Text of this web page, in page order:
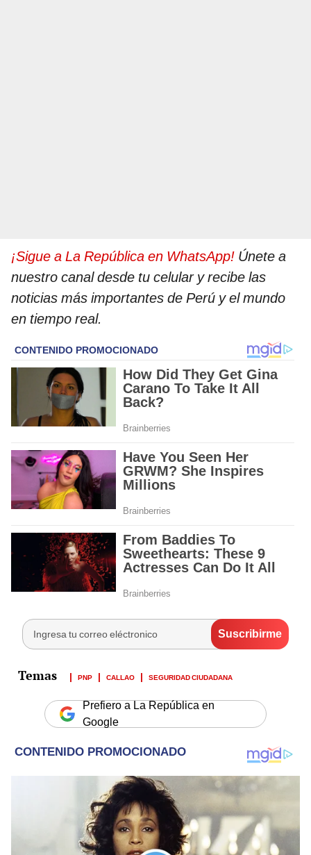
¡Sigue a La República en WhatsApp! Únete a
nuestro canal desde tu celular y recibe las
noticias más importantes de Perú y el mundo
en tiempo real.
PNP CALLAO SEGURIDAD CIUDADANA
Prefiero a La República en
Google